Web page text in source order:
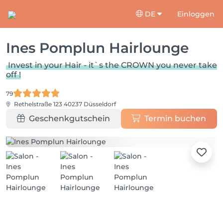
DE Einloggen
Ines Pomplun Hairlounge
Invest in your Hair - it`s the CROWN you never take
off !
79
Rethelstraße 123 40237 Düsseldorf
Geschenkgutschein Termin buchen